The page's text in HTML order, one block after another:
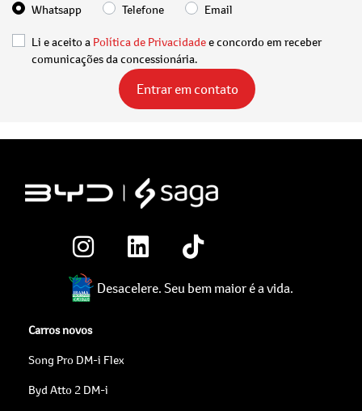
Whatsapp Telefone Email
Li e aceito a Política de Privacidadee concordo em receber
comunicações da concessionária.
Entrar em contato
Desacelere. Seu bem maior é a vida.
Carros novos
Song Pro DM-i Flex
Byd Atto 2 DM-i